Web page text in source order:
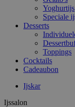
Yoghurtijs
Speciale
Desserts
Toppings
Cocktails
Cadeaubon
Ijskar
Ijssalon